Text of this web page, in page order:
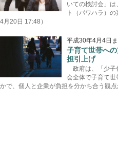
いての検討会」
ト（パワハラ）
4月20日 17:48）
平成30年4月4日
子育て世帯へ
担引上げ
政府は、「少子
会全体で子育て世
かで、個人と企業が負担を分かち合う観